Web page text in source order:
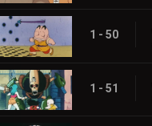
1 - 50
1 - 51